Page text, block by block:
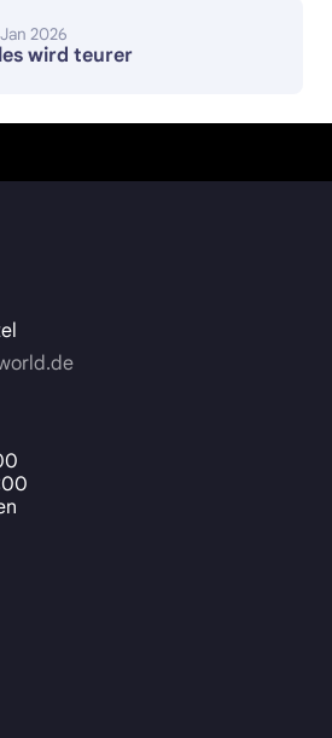
2026
wird teurer